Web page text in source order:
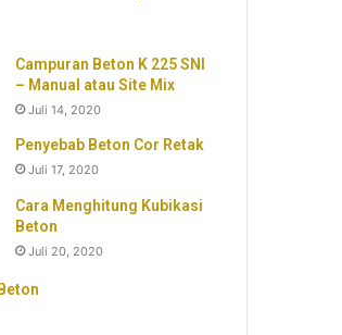
Campuran Beton K 225 SNI
– Manual atau Site Mix
Juli 14, 2020
Penyebab Beton Cor Retak
Juli 17, 2020
Cara Menghitung Kubikasi
Beton
Juli 20, 2020